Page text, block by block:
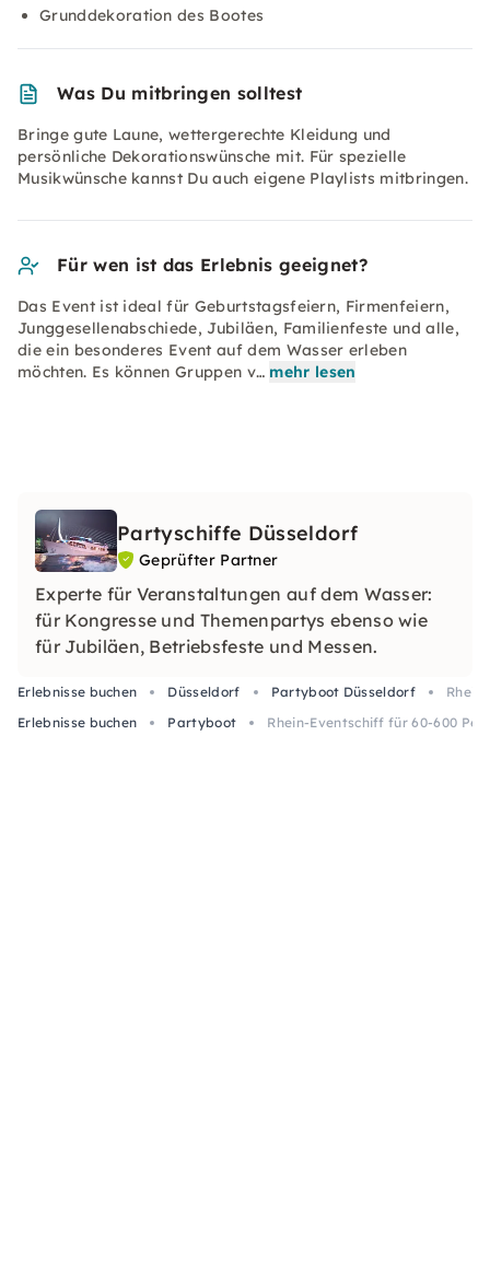
Grunddekoration des Bootes
Was Du mitbringen solltest
Bringe gute Laune, wettergerechte Kleidung und
persönliche Dekorationswünsche mit. Für spezielle
Musikwünsche kannst Du auch eigene Playlists mitbringen.
Für wen ist das Erlebnis geeignet?
Das Event ist ideal für Geburtstagsfeiern, Firmenfeiern,
Junggesellenabschiede, Jubiläen, Familienfeste und alle,
die ein besonderes Event auf dem Wasser erleben
möchten. Es können Gruppen v… mehr lesen
Partyschiffe Düsseldorf
Geprüfter Partner
Experte für Veranstaltungen auf dem Wasser:
für Kongresse und Themenpartys ebenso wie
für Jubiläen, Betriebsfeste und Messen.
Erlebnisse buchen Düsseldorf Partyboot Düsseldorf
Erlebnisse buchen
Partyboot Rhein-Eventschiff für 60-600